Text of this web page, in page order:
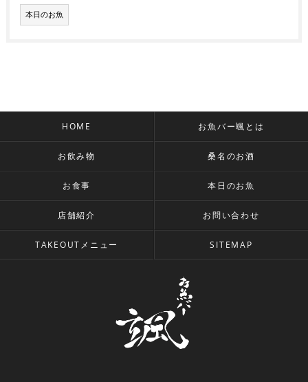
本日のお魚
HOME お魚バー颯とは
お飲み物 桑名のお酒
お食事 本日のお魚
店舗紹介 お問い合わせ
TAKEOUTメニュー SITEMAP